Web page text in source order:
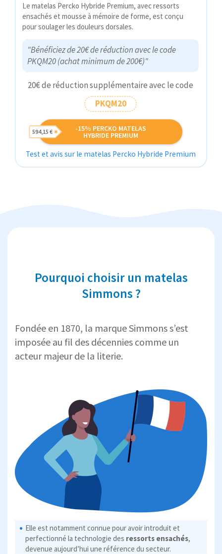
Le matelas Percko Hybride Premium, avec ressorts
ensachés et mousse à mémoire de forme, est conçu
pour soulager les douleurs dorsales.
"Bénéficiez de 20€ de réduction avec le code
PKQM20 (achat minimum de 200€)"
20€ de réduction supplémentaire avec le code
PKQM20
-15% PERCKO MATELAS
HYBRIDE PREMIUM
594,15 €
Test et avis sur le matelas Percko Hybride Premium
Pourquoi choisir un matelas
Simmons ?
Fondée en 1870, la marque Simmons s’est
imposée au fil des décennies comme un
acteur majeur de la literie.
Elle est notamment connue pour avoir introduit et
perfectionné la technologie des ressorts ensachés,
devenue aujourd’hui une référence du secteur.